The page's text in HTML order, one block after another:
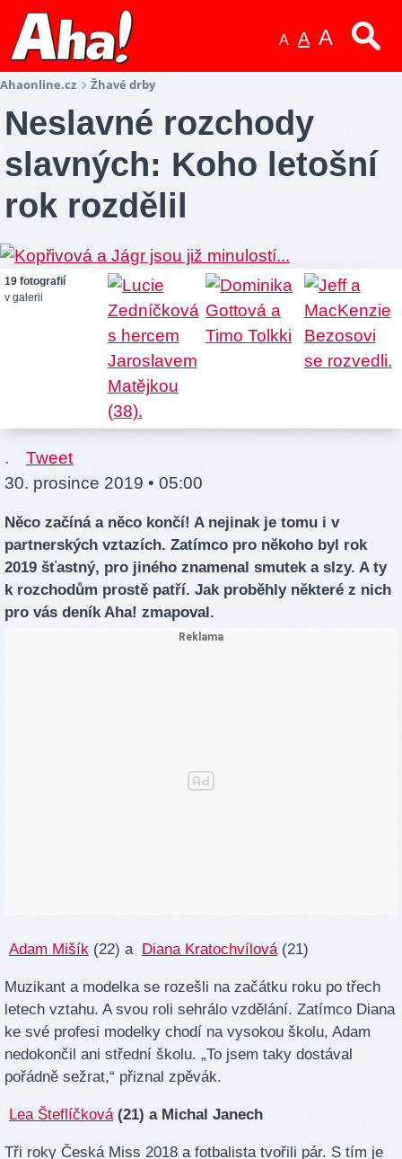
A A A
Ahaonline.cz Žhavé drby
Neslavné rozchody
slavných: Koho letošní
rok rozdělil
19 fotografií
v galerii
.
Tweet
30. prosince 2019 • 05:00
Něco začíná a něco končí! A nejinak je tomu i v
partnerských vztazích. Zatímco pro někoho byl rok
2019 šťastný, pro jiného znamenal smutek a slzy. A ty
k rozchodům prostě patří. Jak proběhly některé z nich
pro vás deník Aha! zmapoval.
Adam Mišík (22) a Diana Kratochvílová(21)
Muzikant a modelka se rozešli na začátku roku po třech
letech vztahu. A svou roli sehrálo vzdělání. Zatímco Diana
ke své profesi modelky chodí na vysokou školu, Adam
nedokončil ani střední školu. „To jsem taky dostával
pořádně sežrat,“ přiznal zpěvák.
Lea Šteflíčková (21) a Michal Janech
Tři roky Česká Miss 2018 a fotbalista tvořili pár. S tím je